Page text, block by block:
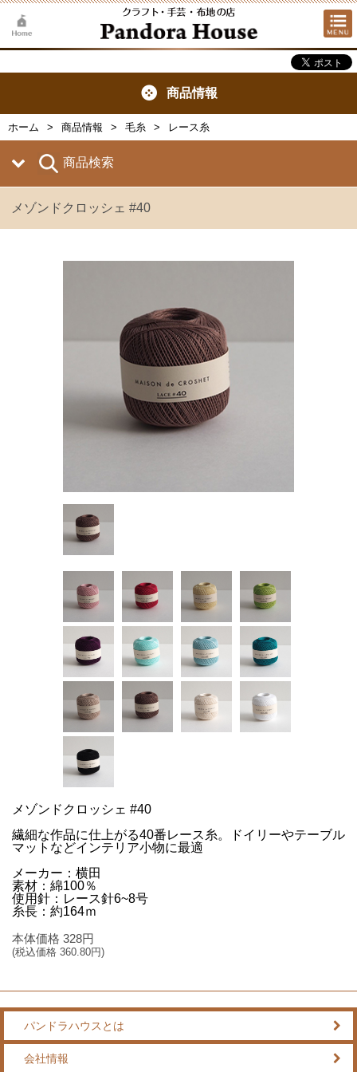
商品情報
ホーム 商品情報 毛糸 レース糸
商品検索
メゾンドクロッシェ #40
メゾンドクロッシェ #40
繊細な作品に仕上がる40番レース糸。ドイリーやテーブル
マットなどインテリア小物に最適
メーカー：横田
素材：綿100％
使用針：レース針6~8号
糸長：約164ｍ
本体価格 328円
(税込価格 360.80円)
パンドラハウスとは
会社情報